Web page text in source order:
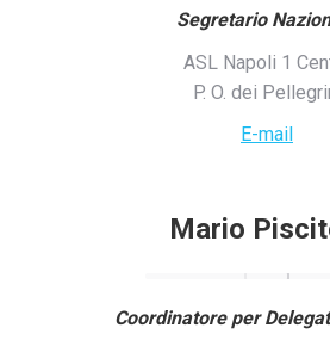
Segretario
ASL Napoli 1
P. O. dei
E-mail
Mario
Coordinatore per